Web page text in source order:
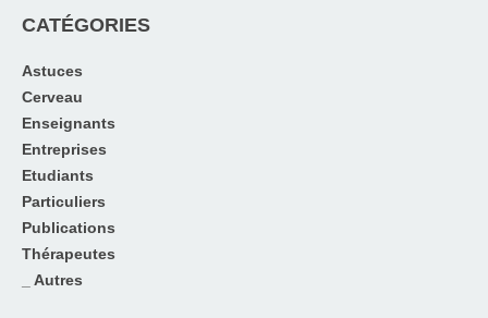
CATÉGORIES
Astuces
Cerveau
Enseignants
Entreprises
Etudiants
Particuliers
Publications
Thérapeutes
_ Autres